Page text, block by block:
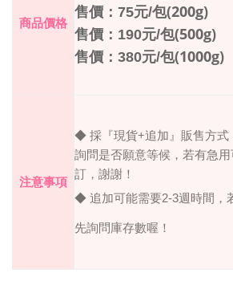
商品價格
售價： 75元/包(200g)
售價： 190元/包(500g)
售價： 380元/包(1000g)
注意事項
◆ 採『現貨+追加』販售方式
詢問是否願意等候，若有急
訂，謝謝！
◆ 追加可能需要2-3週時間，
先詢問庫存數喔！